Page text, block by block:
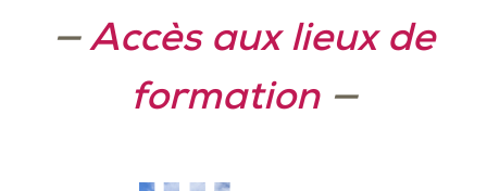
—Accès aux lieux de
formation —